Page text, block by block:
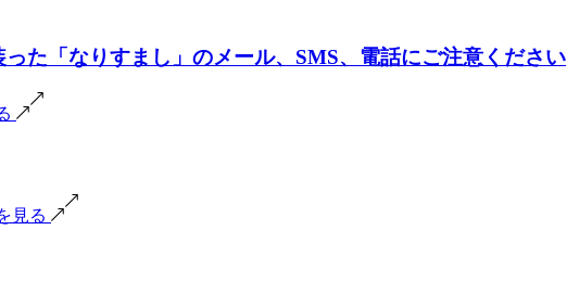
た「なりすまし」のメール、SMS、電話にご注意ください
見る